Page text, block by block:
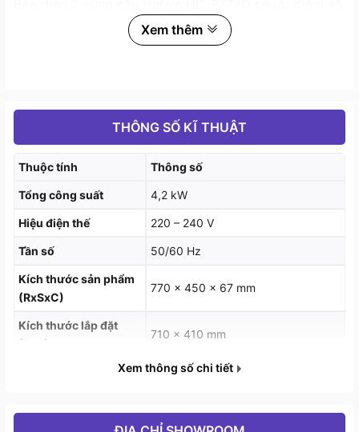
công suất cao cùng 9 mức gia nhiệt cho người dùng
thỏa sức sáng tạo những công thức món ngon. Kích
>> Tham khảo thêm các sản phẩmBếp điện Hafele
Xem thêm
THÔNG SỐ KĨ THUẬT
Thuộc tính Thông số
Tổng công suất 4,2 kW
Hiệu điện thế 220 – 240 V
Tần số 50/60 Hz
Kích thước sản phẩm
(RxSxC)
770 x 450 x 67 mm
Kích thước lắp đặt
(RxS)
710 x 410 mm
Xem thông số chi tiết